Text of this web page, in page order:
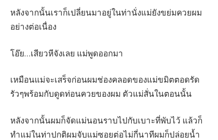
หลังจากนั้นเราก็เปลี่ยนมาอยู่ในท่านั่งแม่ยังขย่มควยผม
อย่างต่อเนื่อง
โอ๊ย…เสียวหีจังเลย แม่พูดออกมา
เหมือนแม่จะเสร็จก่อนผมช่องคลอดของแม่ขมิตตอดรัด
รัวๆพร้อมกับดูดท่อนควยของผม ตัวแม่สั่นในตอนนั้น
หลังจากนั้นผมก็จัดแม่นอนราบไปกับเบาะที่พับไว้ แล้วก็
ทำแม่ในท่าปกติผมจับแม่ซอยต่อไม่กี่นาทีผมก็ปล่อยน้ำ